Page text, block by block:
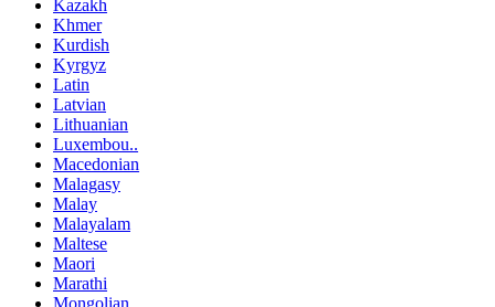
Kazakh
Khmer
Kurdish
Kyrgyz
Latin
Latvian
Lithuanian
Luxembou..
Macedonian
Malagasy
Malay
Malayalam
Maltese
Maori
Marathi